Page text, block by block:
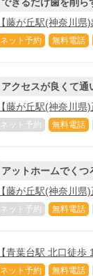
【藤が丘駅(神奈川
ネット予約 無料電話
アクセスが良くて
【藤が丘駅(神奈川
ネット予約 無料電話
アットホームでく
【藤が丘駅(神奈川
ネット予約 無料電話
【青葉台駅 北口徒
ネット予約 無料電話